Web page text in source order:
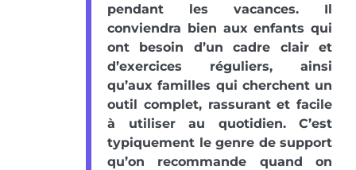
pendant les vacances. Il
conviendra bien aux enfants qui
ont besoin d’un cadre clair et
d’exercices réguliers, ainsi
qu’aux familles qui cherchent un
outil complet, rassurant et facile
à utiliser au quotidien. C’est
typiquement le genre de support
qu’on recommande quand on